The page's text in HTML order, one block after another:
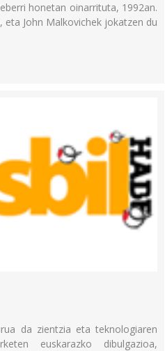
honetan oinarrituta, 1992an.
eta John Malkovichek jokatzen du
da zientzia eta teknologiaren
euskarazko dibulgazioa,